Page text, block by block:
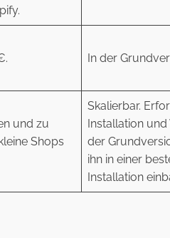
In der
und zu
Shops
Skalierbar.
Installation
der
ihn in einer
Installation